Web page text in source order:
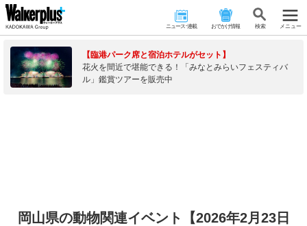
ニュース･連載 おでかけ情報 検 索 メニュー
【臨港パーク席と宿泊ホテルがセット】
花火を間近で堪能できる！「みなとみらいフェスティバ
ル」鑑賞ツアーを販売中
岡山県の動物関連イベント【2026年2月23日